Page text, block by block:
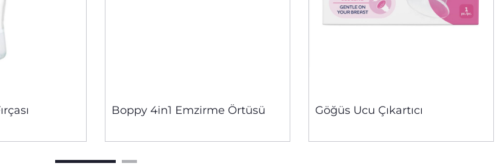
Boppy 4in1 Emzirme Örtüsü Göğüs Ucu Çıkartıcı